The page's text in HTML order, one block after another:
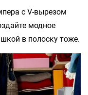
с V-вырезом
модное
в полоску тоже.